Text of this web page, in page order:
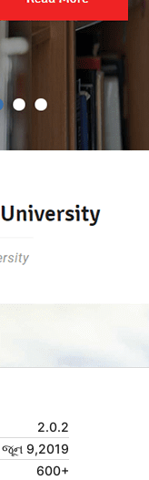
2.0.2
જૂન 9,2019
600+